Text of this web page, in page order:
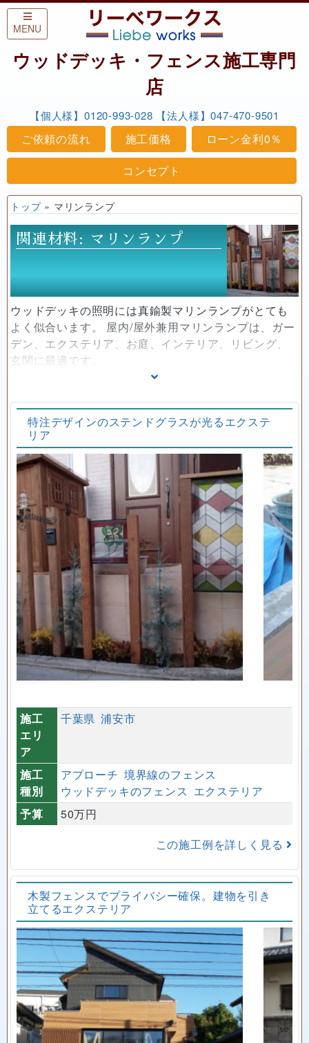
Skip to content
MENU
ウッドデッキ・フェンス施工専門
店
【個人様】0120-993-028 【法人様】047-470-9501
ご依頼の流れ 施工価格
ローン金利0％
コンセプト
トップ» マリンランプ
関連材料: マリンランプ
ウッドデッキの照明には真鍮製マリンランプがとても
よく似合います。 屋内/屋外兼用マリンランプは、ガー
デン、エクステリア、お庭、インテリア、リビング、
玄関に最適です。
木やレンガなど自然素材ととても相性のいい真鍮製マ
落着いた風合いの素材感と機能美が際立つデザイン
が、エクステリアのアクセントになります。
特注デザインのステンドグラスが光るエクステ
リア
施工
エリ
ア
千葉県 浦安市
施工
種別
アプローチ 境界線のフェンス
ウッドデッキのフェンス エクステリア
予算
50万円
この施工例を詳しく見る
木製フェンスでプライバシー確保。建物を引き
立てるエクステリア